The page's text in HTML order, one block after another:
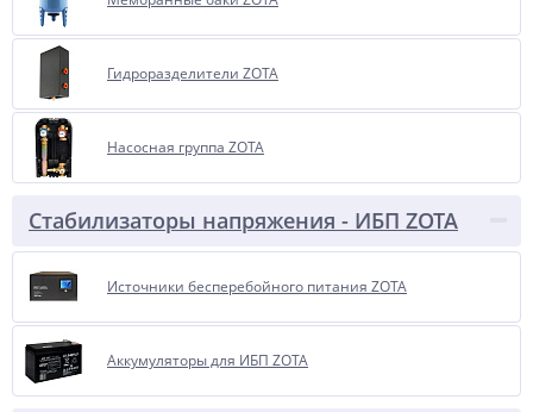
Гидроразделители ZOTA
Насосная группа ZOTA
Стабилизаторы напряжения - ИБП ZOTA
Источники бесперебойного питания ZOTA
Аккумуляторы для ИБП ZOTA